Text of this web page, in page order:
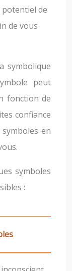
de
de vous
symbolique
peut
fonction de
confiance
en
symboles
: